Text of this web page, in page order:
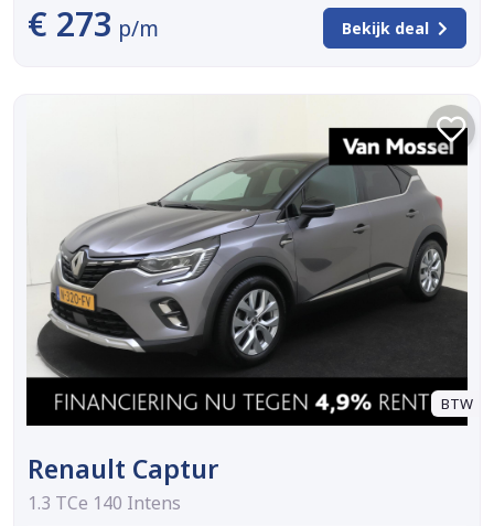
€ 273 p/m Bekijk deal
BTW
Renault Captur
1.3 TCe 140 Intens